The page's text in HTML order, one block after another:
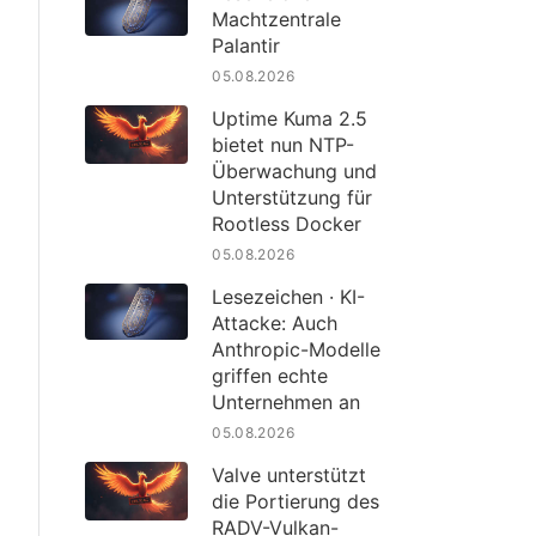
Machtzentrale
Palantir
05.08.2026
Uptime Kuma 2.5
bietet nun NTP-
Überwachung und
Unterstützung für
Rootless Docker
05.08.2026
Lesezeichen · KI-
Attacke: Auch
Anthropic-Modelle
griffen echte
Unternehmen an
05.08.2026
Valve unterstützt
die Portierung des
RADV-Vulkan-